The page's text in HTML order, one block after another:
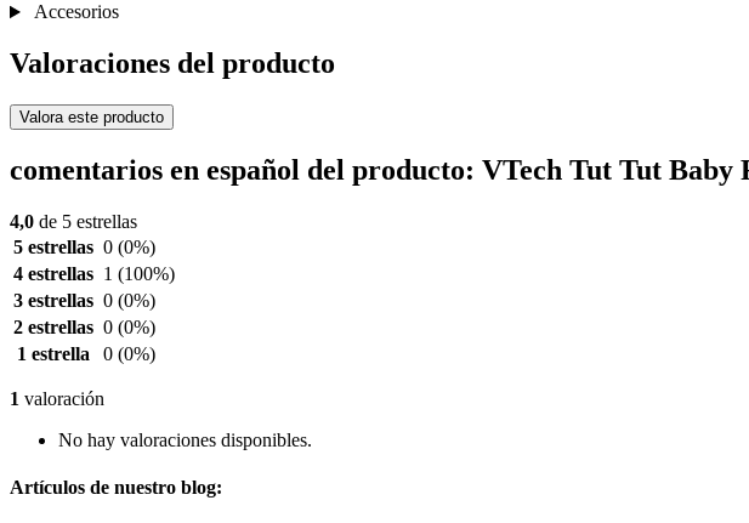
Accesorios
Valoraciones del producto
Valora este producto
comentarios en español del producto: VTech Tut Tut
4,0 de 5 estrellas
5 estrellas 0 (0%)
4 estrellas 1 (100%)
3 estrellas 0 (0%)
2 estrellas 0 (0%)
1 estrella
0 (0%)
1 valoración
No hay valoraciones disponibles.
Artículos de nuestro blog: